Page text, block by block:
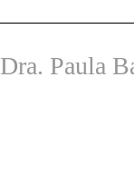
Paula